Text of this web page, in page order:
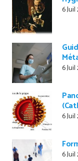
6
6
6
6